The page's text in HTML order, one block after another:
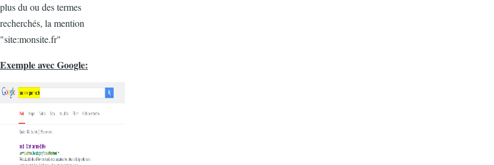
plus du ou des termes
recherchés, la mention
"site:monsite.fr"
Exemple avec Google: